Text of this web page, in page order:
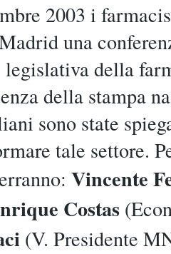
2003 i
una
legislativa della
della stampa
sono state
tale settore.
Vincente
Costas
(V. Presidente